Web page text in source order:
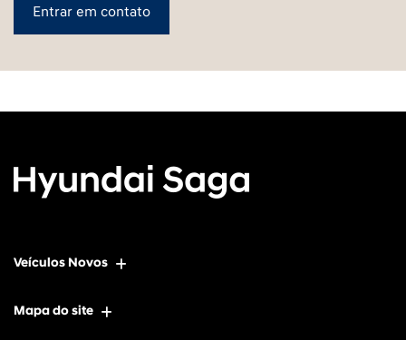
Entrar em contato
Veículos Novos
Mapa do site